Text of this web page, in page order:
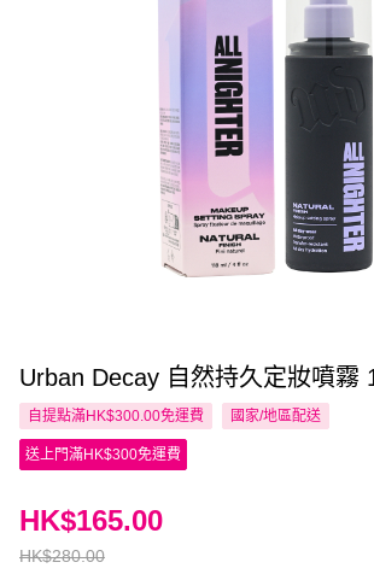
Urban Decay 自然持久定妝噴霧
自提點滿HK$300.00免運費 國家/地區配送
送上門滿HK$300免運費
HK$280.00
HK$165.00